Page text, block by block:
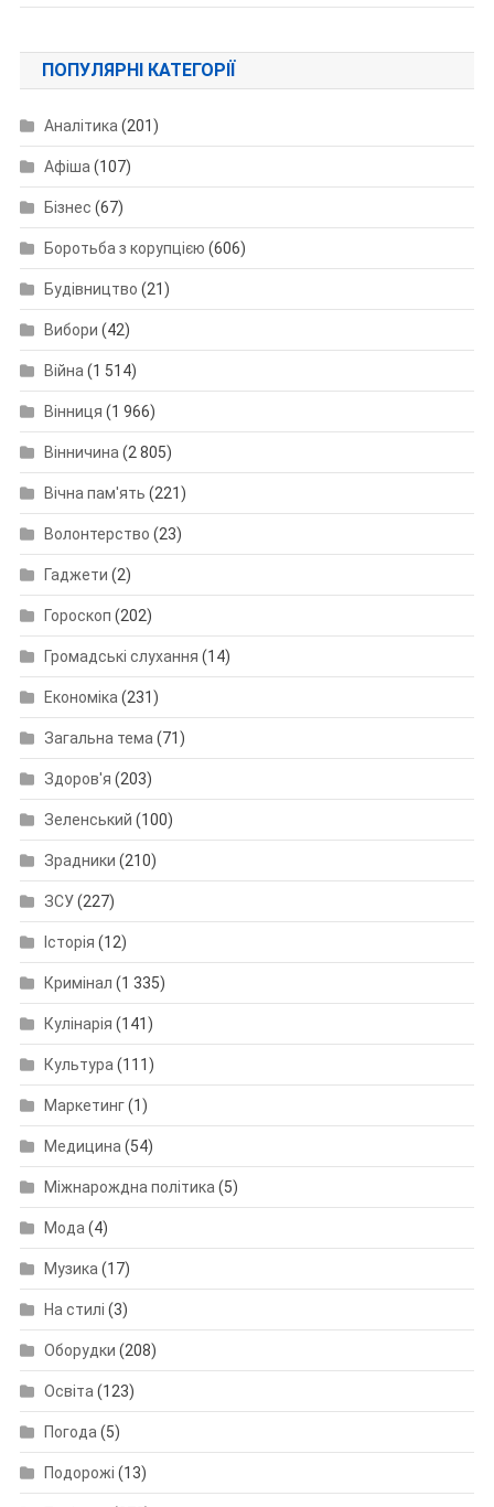
ПОПУЛЯРНІ КАТЕГОРІЇ
Аналітика(201)
Афіша(107)
Бізнес (67)
Боротьба з корупцією (606)
Будівництво (21)
Вибори (42)
Війна(1 514)
Вінниця (1 966)
Вінничина(2 805)
Вічна пам'ять (221)
Волонтерство (23)
Гаджети (2)
Гороскоп (202)
Громадські слухання (14)
Економіка(231)
Загальна тема(71)
Здоров'я (203)
Зеленський (100)
Зрадники (210)
ЗСУ(227)
Історія (12)
Кримінал (1 335)
Кулінарія (141)
Культура(111)
Маркетинг(1)
Медицина(54)
Міжнарождна політика(5)
Мода(4)
Музика(17)
На стилі (3)
Оборудки (208)
Освіта(123)
Погода(5)
Подорожі (13)